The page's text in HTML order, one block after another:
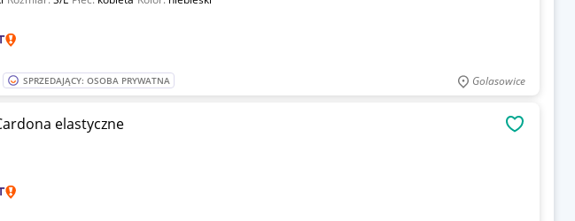
SPRZEDAJĄCY: OSOBA PRYWATNA Golasowice
elastyczne